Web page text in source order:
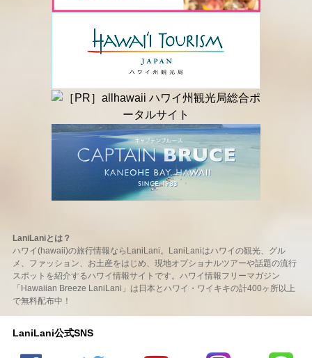
LaniLaniとは？
ハワイ(hawaii)の旅行情報ならLaniLani。LaniLaniはハワイの観光、グル
メ、ファッション、お土産をはじめ、現地オプショナルツアーや話題の流行
スポットを紹介するハワイ情報サイトです。ハワイ情報フリーマガジン
「Hawaiian Breeze LaniLani」は日本とハワイ・ワイキキの計400ヶ所以上
で無料配布中！
LaniLani公式SNS